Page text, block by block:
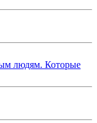
людям. Которые